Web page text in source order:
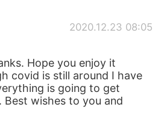
2020.12.23 08:05
Hope you enjoy it
covid is still around I have
is going to get
Best wishes to you and